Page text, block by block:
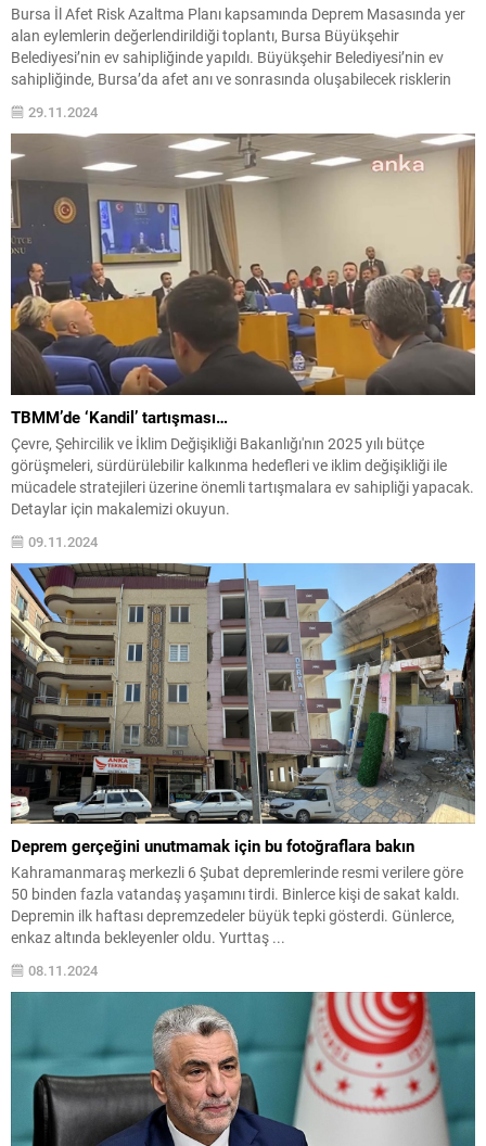
Bursa İl Afet Risk Azaltma Planı kapsamında Deprem Masasında yer
alan eylemlerin değerlendirildiği toplantı, Bursa Büyükşehir
Belediyesi’nin ev sahipliğinde yapıldı. Büyükşehir Belediyesi’nin ev
sahipliğinde, Bursa’da afet anı ve sonrasında oluşabilecek risklerin
Masası’nda yer alan eylemlerin değerlendirme toplantısı
gerçekleştirildi. Bursa İl Afet Risk Azaltma...
29.11.2024
TBMM’de ‘Kandil’ tartışması…
Çevre, Şehircilik ve İklim Değişikliği Bakanlığı'nın 2025 yılı bütçe
görüşmeleri, sürdürülebilir kalkınma hedefleri ve iklim değişikliği ile
mücadele stratejileri üzerine önemli tartışmalara ev sahipliği yapacak.
Detaylar için makalemizi okuyun.
09.11.2024
Deprem gerçeğini unutmamak için bu fotoğraflara bakın
Kahramanmaraş merkezli 6 Şubat depremlerinde resmi verilere göre
50 binden fazla vatandaş yaşamını tirdi. Binlerce kişi de sakat kaldı.
Depremin ilk haftası depremzedeler büyük tepki gösterdi. Günlerce,
enkaz altında bekleyenler oldu. Yurttaş ...
08.11.2024